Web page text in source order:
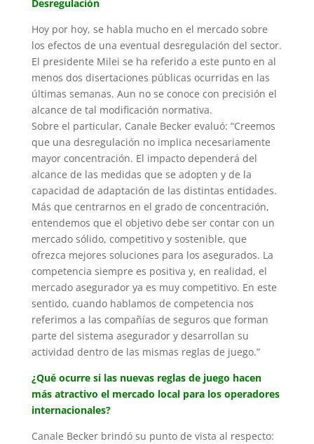
Desregulación
Hoy por hoy, se habla mucho en el mercado sobre
los efectos de una eventual desregulación del sector.
El presidente Milei se ha referido a este punto en al
menos dos disertaciones públicas ocurridas en las
últimas semanas. Aun no se conoce con precisión el
alcance de tal modificación normativa.
Sobre el particular, Canale Becker evaluó: “Creemos
que una desregulación no implica necesariamente
mayor concentración. El impacto dependerá del
alcance de las medidas que se adopten y de la
capacidad de adaptación de las distintas entidades.
Más que centrarnos en el grado de concentración,
entendemos que el objetivo debe ser contar con un
mercado sólido, competitivo y sostenible, que
ofrezca mejores soluciones para los asegurados. La
competencia siempre es positiva y, en realidad, el
mercado asegurador ya es muy competitivo. En este
sentido, cuando hablamos de competencia nos
referimos a las compañías de seguros que forman
parte del sistema asegurador y desarrollan su
actividad dentro de las mismas reglas de juego.”
¿Qué ocurre si las nuevas reglas de juego hacen
más atractivo el mercado local para los operadores
internacionales?
Canale Becker brindó su punto de vista al respecto: